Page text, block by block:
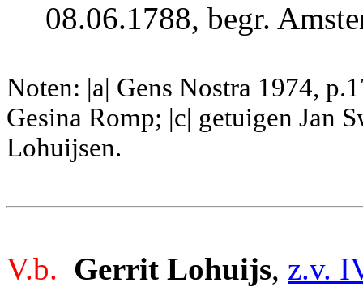
08.06.1788, begr.
Noten: |a| Gens Nostra 1974,
Gesina Romp; |c| getuigen Jan
Lohuijsen.
V.b. Gerrit Lohuijs, z.v.